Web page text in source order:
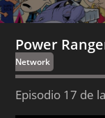
Power
Network
Episodio 17 de